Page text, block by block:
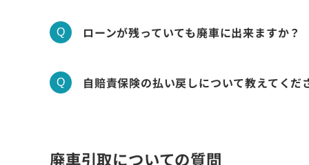
ローンが残っていても廃車に出来ますか？
自賠責保険の払い戻しについて教えてくだ
廃車引取についての質問